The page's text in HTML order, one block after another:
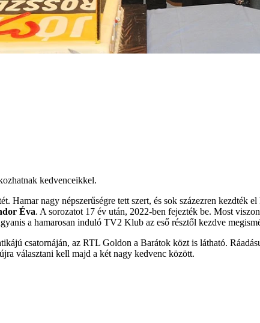
kedvenceikkel.
Hamar nagy népszerűségre tett szert, és sok százezren kezdték
Éva. A sorozatot 17 év után, 2022-ben fejezték be. Most
a hamarosan induló TV2 Klub az eső résztől kezdve
csatornáján, az RTL Goldon a Barátok közt is látható.
választani kell majd a két nagy kedvenc között.